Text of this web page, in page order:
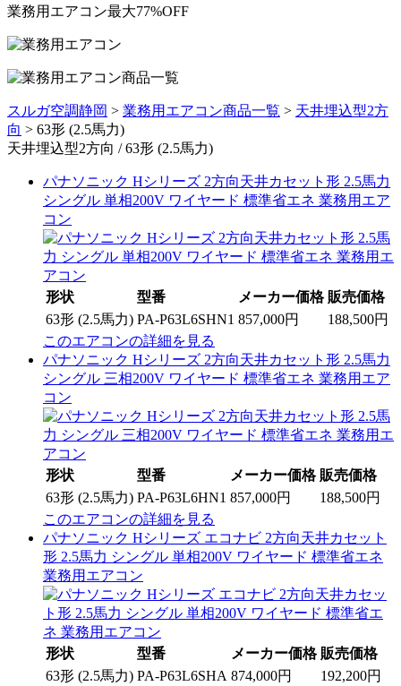
業務用エアコン最大77%OFF
スルガ空調静岡 > 業務用エアコン商品一覧 > 天井埋込型2方
向 > 63形 (2.5馬力)
天井埋込型2方向 / 63形 (2.5馬力)
パナソニック Hシリーズ 2方向天井カセット形 2.5馬力
シングル 単相200V ワイヤード 標準省エネ 業務用エア
コン
形状 型番 メーカー価格 販売価格
63形 (2.5馬力) PA-P63L6SHN1 857,000円
188,500円
このエアコンの詳細を見る
パナソニック Hシリーズ 2方向天井カセット形 2.5馬力
シングル 三相200V ワイヤード 標準省エネ 業務用エア
コン
形状 型番 メーカー価格 販売価格
63形 (2.5馬力) PA-P63L6HN1 857,000円
188,500円
このエアコンの詳細を見る
パナソニック Hシリーズ エコナビ 2方向天井カセット
形 2.5馬力 シングル 単相200V ワイヤード 標準省エネ
業務用エアコン
形状 型番 メーカー価格 販売価格
63形 (2.5馬力) PA-P63L6SHA 874,000円
192,200円